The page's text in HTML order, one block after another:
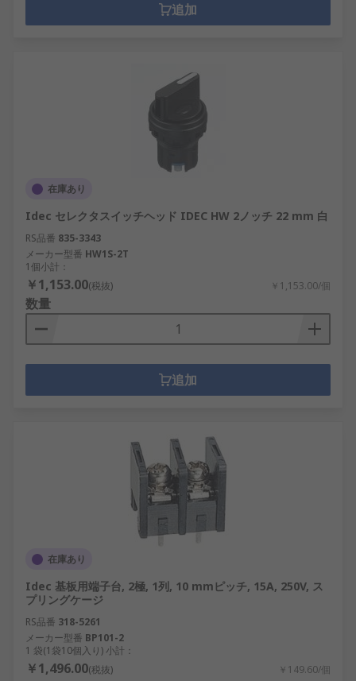
追加
在庫あり
Idec セレクタスイッチヘッド IDEC HW 2ノッチ 22 mm 白
RS品番 835-3343
メーカー型番 HW1S-2T
1個小計：
￥1,153.00(税抜) ￥1,153.00/個
数量
追加
在庫あり
Idec 基板用端子台, 2極, 1列, 10 mmピッチ, 15A, 250V, ス
プリングケージ
RS品番 318-5261
メーカー型番 BP101-2
1 袋(1袋10個入り) 小計：
￥1,496.00(税抜) ￥149.60/個